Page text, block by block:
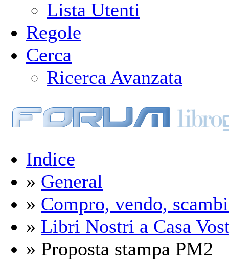
Lista Utenti
Regole
Cerca
Ricerca Avanzata
Indice
» General
» Compro, vendo,
» Libri Nostri a Casa
» Proposta stampa PM2